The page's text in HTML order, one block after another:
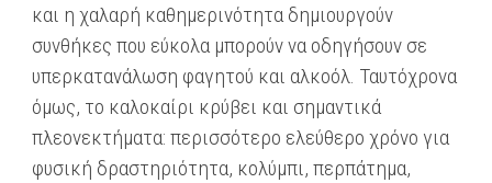
και η χαλαρή καθημερινότητα δημιουργούν
συνθήκες που εύκολα μπορούν να οδηγήσουν σε
υπερκατανάλωση φαγητού και αλκοόλ. Ταυτόχρονα
όμως, το καλοκαίρι κρύβει και σημαντικά
πλεονεκτήματα: περισσότερο ελεύθερο χρόνο για
φυσική δραστηριότητα, κολύμπι, περπάτημα,